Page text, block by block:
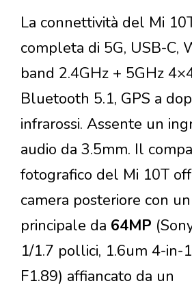
La connettività del Mi
completa di 5G, USB-C,
band 2.4GHz + 5GHz
Bluetooth 5.1, GPS a
infrarossi. Assente un
audio da 3.5mm. Il
fotografico del Mi 10T
camera posteriore con
principale da 64MP
1/1.7 pollici, 1.6um 4-in-
F1.89) affiancato da un